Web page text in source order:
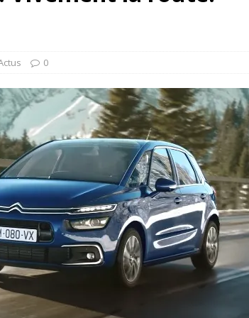
Honda dévoile un spot publicitaire… confiné!
0